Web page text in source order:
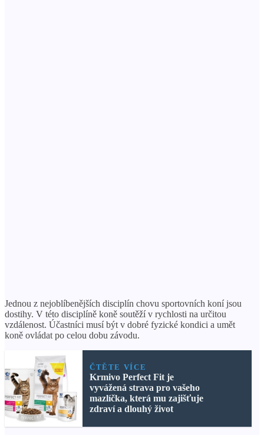
Jednou z nejoblíbenějších disciplín chovu sportovních koní jsou
dostihy. V této disciplíně koně soutěží v rychlosti na určitou
vzdálenost. Účastníci musí být v dobré fyzické kondici a umět
koně ovládat po celou dobu závodu.
ČTĚTE VÍCE
Krmivo Perfect Fit je
vyvážená strava pro vašeho
mazlíčka, která mu zajišťuje
zdraví a dlouhý život